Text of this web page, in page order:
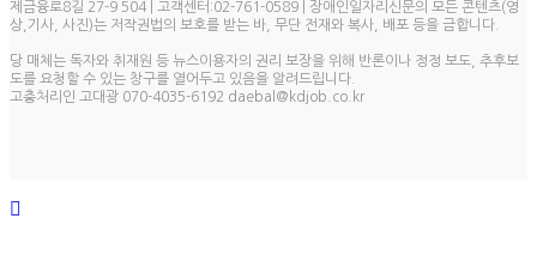
제금융로8길 27-9 504 | 고객센터:02-761-0589 | 장애인일자리신문의 모든 콘텐츠(영
상,기사, 사진)는 저작권법의 보호를 받는 바, 무단 전재와 복사, 배포 등을 금합니다.
당 매체는 독자와 취재원 등 뉴스이용자의 권리 보장을 위해 반론이나 정정 보도, 추후보
도를 요청할 수 있는 창구를 열어두고 있음을 알려드립니다.
고충처리인 고대광 070-4035-6192 daebal@kdjob.co.kr